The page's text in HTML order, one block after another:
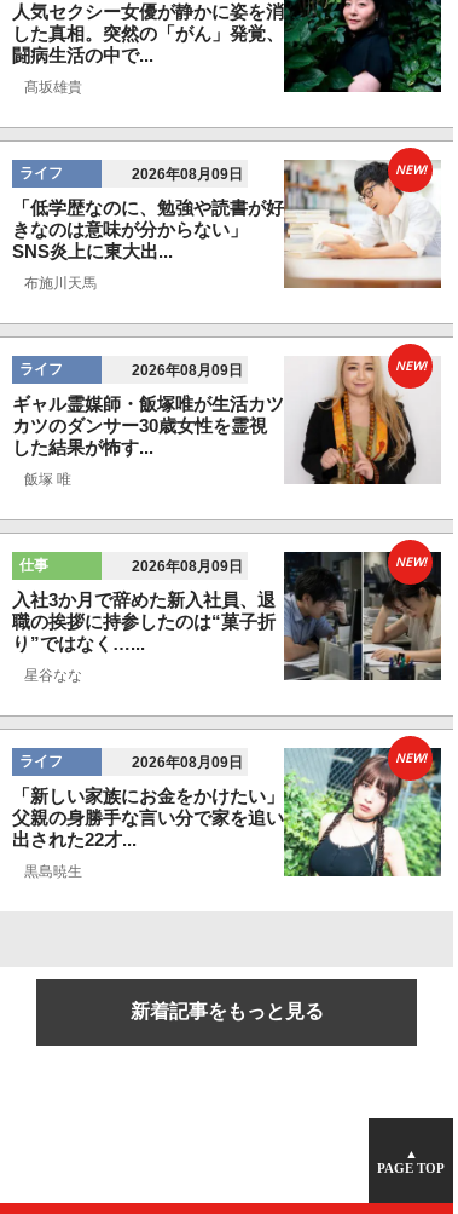
人気セクシー女優が静かに姿を消
した真相。突然の「がん」発覚、
闘病生活の中で...
髙坂雄貴
ライフ 2026年08月09日
「低学歴なのに、勉強や読書が好
きなのは意味が分からない」
SNS炎上に東大出...
布施川天馬
NEW!
ライフ 2026年08月09日
ギャル霊媒師・飯塚唯が生活カツ
カツのダンサー30歳女性を霊視
した結果が怖す...
飯塚 唯
NEW!
仕事 2026年08月09日
入社3か月で辞めた新入社員、退
職の挨拶に持参したのは“菓子折
り”ではなく…...
星谷なな
NEW!
ライフ 2026年08月09日
「新しい家族にお金をかけたい」
父親の身勝手な言い分で家を追い
出された22才...
黒島暁生
NEW!
新着記事をもっと見る
▲
PAGE TOP